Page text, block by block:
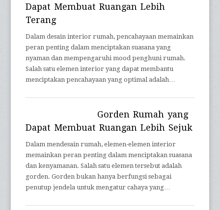
Dapat Membuat Ruangan Lebih
Terang
Dalam desain interior rumah, pencahayaan memainkan
peran penting dalam menciptakan suasana yang
nyaman dan mempengaruhi mood penghuni rumah.
Salah satu elemen interior yang dapat membantu
menciptakan pencahayaan yang optimal adalah…
Gorden Rumah yang
Dapat Membuat Ruangan Lebih Sejuk
Dalam mendesain rumah, elemen-elemen interior
memainkan peran penting dalam menciptakan suasana
dan kenyamanan. Salah satu elemen tersebut adalah
gorden. Gorden bukan hanya berfungsi sebagai
penutup jendela untuk mengatur cahaya yang…